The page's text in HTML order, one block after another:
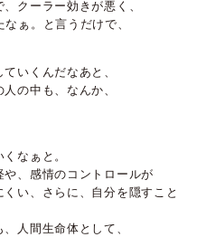
クーラー効きが悪く、
ぁ。と言うだけで、
いくんだなあと、
の中も、なんか、
なぁと。
、感情のコントロールが
い、さらに、自分を隠すこと
人間生命体として、